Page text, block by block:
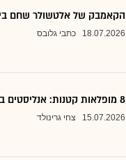
הקאמבק של אלטשולר שחם ביוני – ועוד 4 כתבות
18.07.2026 כתבי גלובס
8 מופלאות קטנות: אנליסטים בטוחים - כדאי לשים לב למניות הללו
15.07.2026 צחי גרינולד